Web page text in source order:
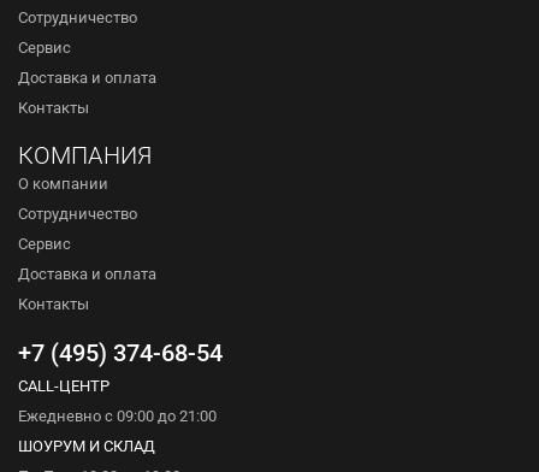
Сотрудничество
Сервис
Доставка и оплата
Контакты
КОМПАНИЯ
О компании
Сотрудничество
Сервис
Доставка и оплата
Контакты
+7 (495) 374-68-54
CALL-ЦЕНТР
Ежедневно с 09:00 до 21:00
ШОУРУМ И СКЛАД